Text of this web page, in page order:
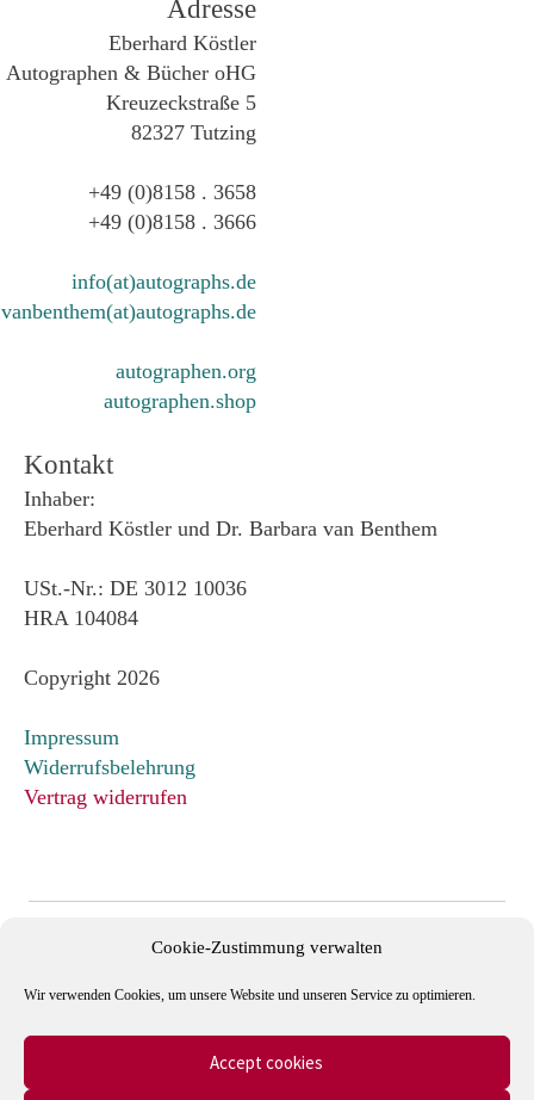
Cookie-Zustimmung verwalten
Wir verwenden Cookies, um unsere Website und unseren Service zu optimieren.
Accept cookies
Adresse
Eberhard Köstler
Autographen & Bücher oHG
Kreuzeckstraße 5
82327 Tutzing
+49 (0)8158 . 3658
+49 (0)8158 . 3666
info(at)autographs.de
vanbenthem(at)autographs.de
autographen.org
autographen.shop
Kontakt
Inhaber:
Eberhard Köstler und Dr. Barbara van Benthem
USt.-Nr.: DE 3012 10036
HRA 104084
Copyright 2026
Impressum
Widerrufsbelehrung
Vertrag widerrufen